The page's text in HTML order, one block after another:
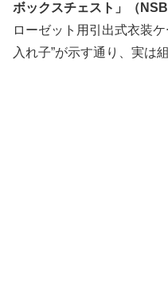
ボックスチェスト」（
ローゼット用引出式衣装
入れ子”が示す通り、実は